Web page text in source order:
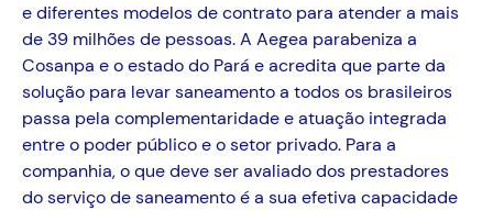
e diferentes modelos de contrato para atender a mais
de 39 milhões de pessoas. A Aegea parabeniza a
Cosanpa e o estado do Pará e acredita que parte da
solução para levar saneamento a todos os brasileiros
passa pela complementaridade e atuação integrada
entre o poder público e o setor privado. Para a
companhia, o que deve ser avaliado dos prestadores
do serviço de saneamento é a sua efetiva capacidade